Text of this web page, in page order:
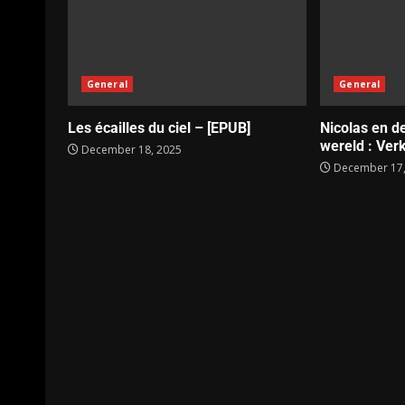
General
Les écailles du ciel – [EPUB]
December 18, 2025
General
Nicolas en
wereld :
December